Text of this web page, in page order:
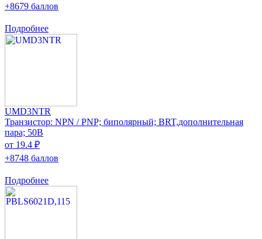
+8679 баллов
Подробнее
UMD3NTR
Транзистор: NPN / PNP; биполярный; BRT,дополнительная
пара; 50В
от 19.4 ₽
+8748 баллов
Подробнее